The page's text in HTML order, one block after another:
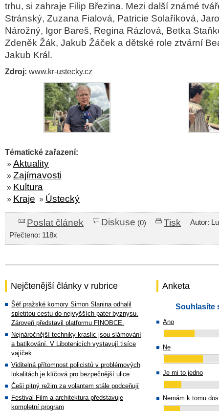
trhu, si zahraje Filip Březina. Mezi další známé
Stránský, Zuzana Fialová, Patricie Solaříková,
Nárožný, Igor Bareš, Regina Rázlová, Betka
Zdeněk Žák, Jakub Žáček a dětské role ztvární
Jakub Král.
Zdroj: www.kr-ustecky.cz
Tématické zařazení:
» Aktuality
» Zajímavosti
» Kultura
» Kraje » Ústecký
Poslat článek Diskuse (0) Tisk
Autor:
Přečteno: 118x
Nejčtenější články v rubrice
Šéf pražské komory Simon Slanina odhalil
spletitou cestu do nejvyšších pater byznysu.
Zároveň představil platformu FINOBCE.
Nejnáročnější techniky kraslic jsou slámování
a batikování. V Libotenicích vystavují tisíce
vajíček
Viditelná přítomnost policistů v problémových
lokalitách je klíčová pro bezpečnější ulice
Češi pitný režim za volantem stále podceňují
Festival Film a architektura představuje
kompletní program
Anketa
Souhlasíte
Ano
Ne
Je mi to jedno
Nemám k tomu